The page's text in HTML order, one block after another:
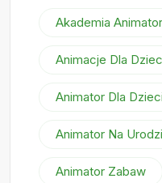
Akademia
Animacje Dla
Animator Dla Dzieci
Animator Na
Animator Zabaw